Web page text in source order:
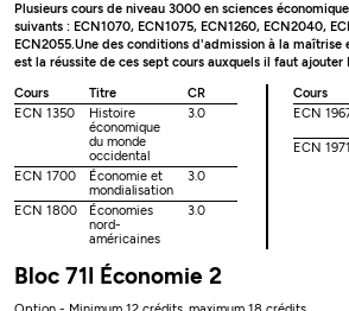
Plusieurs cours de niveau 3000 en sciences
suivants : ECN1070, ECN1075, ECN1260, ECN2040,
ECN2055.Une des conditions d'admission à la maîtrise
est la réussite de ces sept cours auxquels il faut ajouter
Cours Titre
CR
ECN 1350
Histoire
économique
du monde
occidental
3.0
ECN 1700
Économie et
mondialisation
3.0
ECN 1800
Économies
nord-
américaines
3.0
Cours
ECN
ECN 1971
Bloc 71I Économie 2